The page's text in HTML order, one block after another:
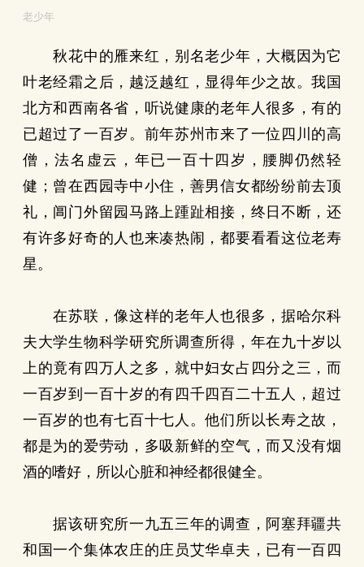
老少年
秋花中的雁来红，别名老少年，大概因为它
叶老经霜之后，越泛越红，显得年少之故。我国
北方和西南各省，听说健康的老年人很多，有的
已超过了一百岁。前年苏州市来了一位四川的高
僧，法名虚云，年已一百十四岁，腰脚仍然轻
健；曾在西园寺中小住，善男信女都纷纷前去顶
礼，阊门外留园马路上踵趾相接，终日不断，还
有许多好奇的人也来凑热闹，都要看看这位老寿
星。
在苏联，像这样的老年人也很多，据哈尔科
夫大学生物科学研究所调查所得，年在九十岁以
上的竟有四万人之多，就中妇女占四分之三，而
一百岁到一百十岁的有四千四百二十五人，超过
一百岁的也有七百十七人。他们所以长寿之故，
都是为的爱劳动，多吸新鲜的空气，而又没有烟
酒的嗜好，所以心脏和神经都很健全。
据该研究所一九五三年的调查，阿塞拜疆共
和国一个集体农庄的庄员艾华卓夫，已有一百四